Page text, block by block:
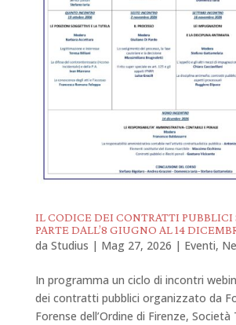
IL CODICE DEI CONTRATTI PUBBLICI
PARTE DALL’8 GIUGNO AL 14
da Studius | Mag 27, 2026 | Eventi,
In programma un ciclo di incontri
dei contratti pubblici organizzato da
Forense dell’Ordine di Firenze, Società